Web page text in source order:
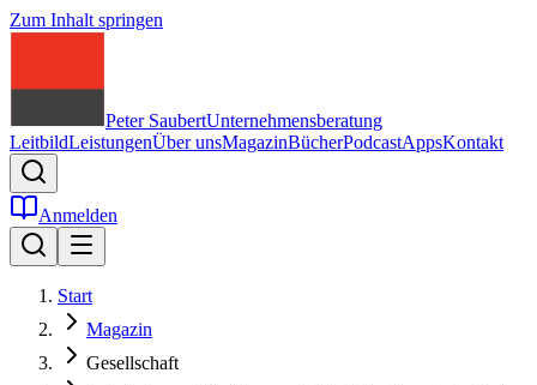
Zum Inhalt springen
Peter SaubertUnternehmensberatung
LeitbildLeistungenÜber unsMagazinBücherPodcastAppsKontakt
Anmelden
Start
Magazin
Gesellschaft